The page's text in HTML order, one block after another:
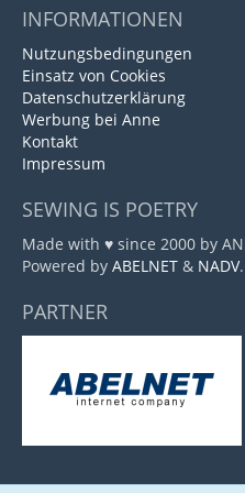
INFORMATIONEN
Nutzungsbedingungen
Einsatz von Cookies
Datenschutzerklärung
Werbung bei Anne
Kontakt
Impressum
SEWING IS POETRY
Made with ♥ since 2000 by
Powered by ABELNET & NADV.
PARTNER